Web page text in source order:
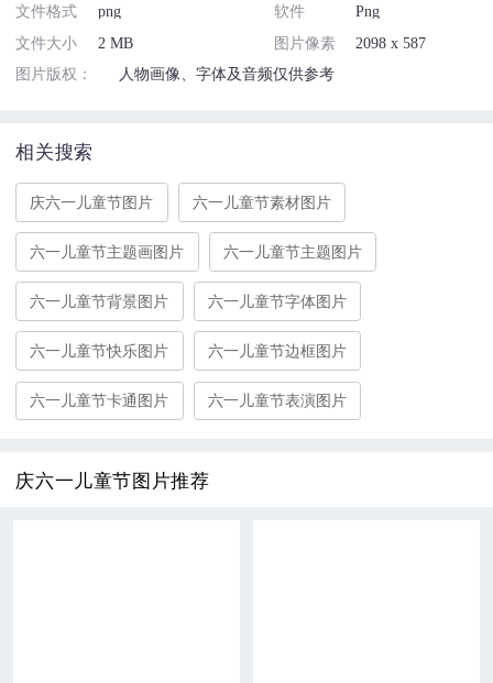
文件格式 png 软件
Png
文件大小
2 MB 图片像素
2098 x 587
图片版权：
人物画像、字体及音频仅供参考
相关搜索
庆六一儿童节图片 六一儿童节素材图片
六一儿童节主题画图片 六一儿童节主题图片
六一儿童节背景图片 六一儿童节字体图片
六一儿童节快乐图片 六一儿童节边框图片
六一儿童节卡通图片 六一儿童节表演图片
庆六一儿童节图片推荐